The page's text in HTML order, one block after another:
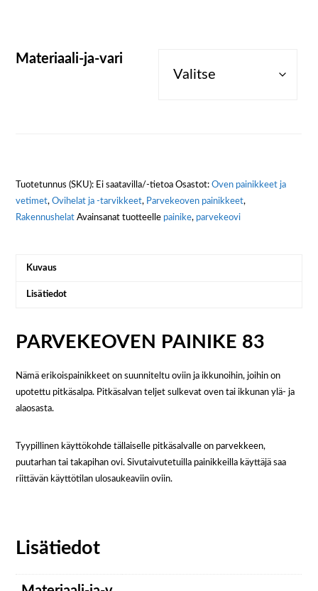
Materiaali-ja-vari
Tuotetunnus (SKU): Ei saatavilla/-tietoa Osastot:Oven painikkeet ja
vetimet,Ovihelat ja -tarvikkeet, Parvekeoven painikkeet,
Rakennushelat Avainsanat tuotteelle painike, parvekeovi
Kuvaus
Lisätiedot
PARVEKEOVEN PAINIKE 83
Nämä erikoispainikkeet on suunniteltu oviin ja ikkunoihin, joihin on
upotettu pitkäsalpa. Pitkäsalvan teljet sulkevat oven tai ikkunan ylä- ja
alaosasta.
Tyypillinen käyttökohde tällaiselle pitkäsalvalle on parvekkeen,
puutarhan tai takapihan ovi. Sivutaivutetuilla painikkeilla käyttäjä saa
riittävän käyttötilan ulosaukeaviin oviin.
Lisätiedot